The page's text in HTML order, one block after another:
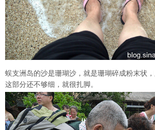
蜈支洲岛的沙是珊瑚沙，就是珊瑚碎成粉末状
这部分还不够细，就很扎脚。